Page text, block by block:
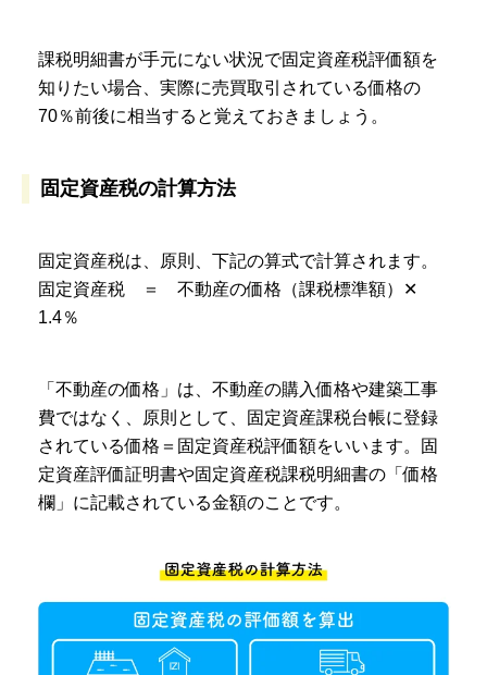
課税明細書が手元にない状況で固定資産税評価額を
知りたい場合、実際に売買取引されている価格の
70％前後に相当すると覚えておきましょう。
固定資産税の計算方法
固定資産税は、原則、下記の算式で計算されます。
固定資産税 ＝ 不動産の価格（課税標準額）✕
1.4％
「不動産の価格」は、不動産の購入価格や建築工事
費ではなく、原則として、固定資産課税台帳に登録
されている価格＝固定資産税評価額をいいます。固
定資産評価証明書や固定資産税課税明細書の「価格
欄」に記載されている金額のことです。